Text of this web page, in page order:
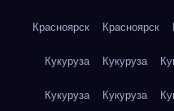
Красноярск Красноярск
Кукуруза Кукуруза
Кукуруза Кукуруза